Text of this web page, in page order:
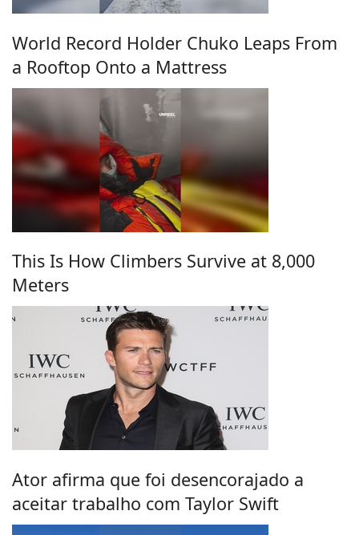
World Record Holder Chuko Leaps From
a Rooftop Onto a Mattress
This Is How Climbers Survive at 8,000
Meters
Ator afirma que foi desencorajado a
aceitar trabalho com Taylor Swift